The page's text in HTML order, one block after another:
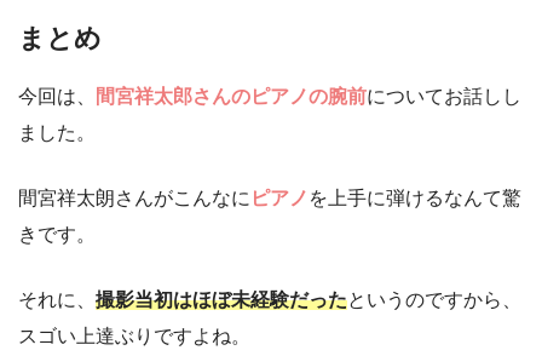
まとめ
今回は、 間宮祥太郎さんのピアノの腕前についてお話しし
ました。
間宮祥太朗さんがこんなに ピアノ を上手に弾けるなんて驚
きです。
それに、 撮影当初はほぼ未経験だったというのですから、
スゴい上達ぶりですよね。